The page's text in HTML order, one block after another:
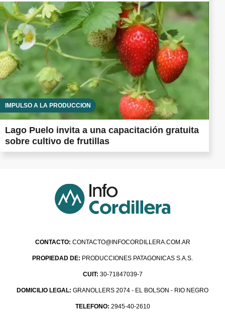
IMPULSO A LA PRODUCCIÓN
Lago Puelo invita a una capacitación gratuita
sobre cultivo de frutillas
CONTACTO: CONTACTO@INFOCORDILLERA.COM.AR
PROPIEDAD DE: PRODUCCIONES PATAGONICAS S.A.S.
CUIT: 30-71847039-7
DOMICILIO LEGAL: GRANOLLERS 2074 - EL BOLSON - RIO NEGRO
TELEFONO: 2945-40-2610